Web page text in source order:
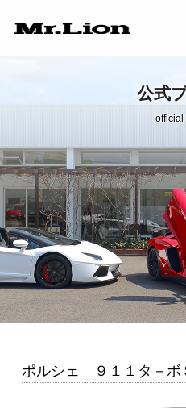
在庫車情報
Factory
自社工場
Official Blog
公式ブログ
公式
official
ポルシェ ９１１タ－